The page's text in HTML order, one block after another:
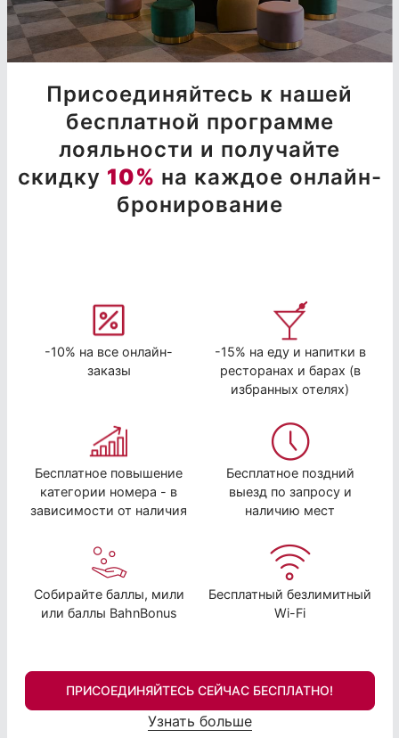
Присоединяйтесь к нашей
бесплатной программе
лояльности и получайте
скидку 10% на каждое онлайн-
бронирование
-10% на все онлайн-
заказы
-15% на еду и напитки в
ресторанах и барах (в
избранных отелях)
Бесплатное повышение
категории номера - в
зависимости от наличия
Бесплатное поздний
выезд по запросу и
наличию мест
Собирайте баллы, мили
или баллы BahnBonus
Бесплатный безлимитный
Wi-Fi
ПРИСОЕДИНЯЙТЕСЬ СЕЙЧАС БЕСПЛАТНО!
Узнать больше